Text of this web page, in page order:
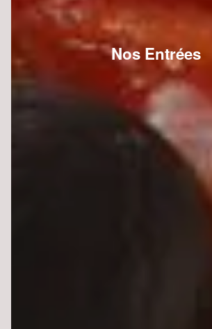
Nos Entrées